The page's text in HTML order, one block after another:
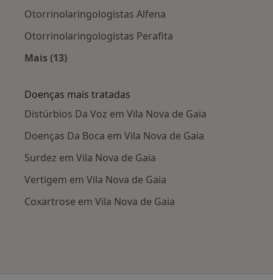
Otorrinolaringologistas Alfena
Otorrinolaringologistas Perafita
Mais (13)
Doenças mais tratadas
Distúrbios Da Voz em Vila Nova de Gaia
Doenças Da Boca em Vila Nova de Gaia
Surdez em Vila Nova de Gaia
Vertigem em Vila Nova de Gaia
Coxartrose em Vila Nova de Gaia